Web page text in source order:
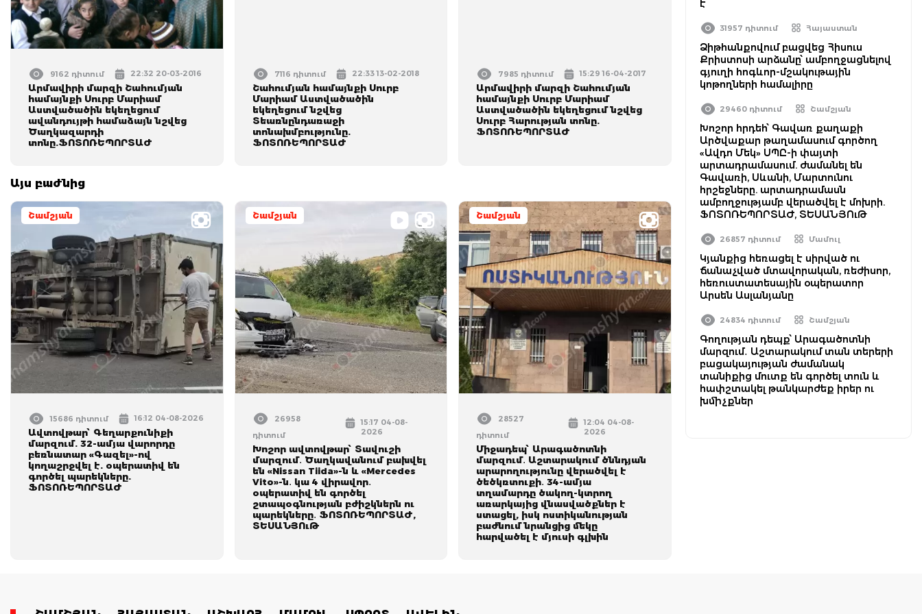
9162 դիտում 22:32 20-03-2016
Արմավիրի մարզի Շահումյան
համայնքի Սուրբ Մարիամ
Աստվածածին եկեղեցում
ավանդույթի համաձայն նշվեց
Ծաղկազարդի
տոնը.ՖՈՏՈՌԵՊՈՐՏԱԺ
7116 դիտում 22:33 13-02-2018
Շահումյան համայնքի Սուրբ
Մարիամ Աստվածածին
եկեղեցում նշվեց
Տեառնընդառաջի
տոնախմբությունը.
ՖՈՏՈՌԵՊՈՐՏԱԺ
7985 դիտում 15:29 16-04-2017
Արմավիրի մարզի Շահումյան
համայնքի Սուրբ Մարիամ
Աստվածածին եկեղեցում նշվեց
Սուրբ Հարության տոնը.
ՖՈՏՈՌԵՊՈՐՏԱԺ
Այս բաժնից
Շամշյան
15686 դիտում 16:12 04-08-2026
Ավտովթար՝ Գեղարքունիքի
մարզում. 32-ամյա վարորդը
բեռնատար «Գազել»-ով
կողաշրջվել է. օպերատիվ են
գործել պարեկները.
ՖՈՏՈՌԵՊՈՐՏԱԺ
Շամշյան
26958
դիտում
15:17 04-08-
2026
Խոշոր ավտովթար՝ Տավուշի
մարզում․ Ծաղկավանում բախվել
են «Nissan Tiida»-ն և «Mercedes
Vito»-ն․ կա 4 վիրավոր․
օպերատիվ են գործել
շտապօգնության բժիշկներն ու
պարեկները․ ՖՈՏՈՌԵՊՈՐՏԱԺ,
ՏԵՍԱՆՅՈւԹ
Շամշյան
28527
դիտում
12:04 04-08-
2026
Միջադեպ՝ Արագածոտնի
մարզում․ Աշտարակում ծննդյան
արարողությունը վերածվել է
ծեծկռտուքի․ 34-ամյա
տղամարդը ծակող-կտրող
առարկայից վնասվածքներ է
ստացել, իսկ ոստիկանության
բաժնում նրանցից մեկը
հարվածել է մյուսի գլխին
է
31957 դիտում Հայաստան
Ձիթհանքովում բացվեց Հիսուս
Քրիստոսի արձանը՝ ամբողջացնելով
գյուղի հոգևոր-մշակութային
կոթողների համալիրը
29460 դիտում Շամշյան
Խոշոր հրդեհ՝ Գավառ քաղաքի
Արծվաքար թաղամասում գործող
«Ավդո Մեկ» ՍՊԸ-ի փայտի
արտադրամասում. ժամանել են
Գավառի, Սևանի, Մարտունու
հրշեջները. արտադրամասն
ամբողջությամբ վերածվել է մոխրի.
ՖՈՏՈՌԵՊՈՐՏԱԺ, ՏԵՍԱՆՅՈւԹ
26857 դիտում Մամուլ
Կյանքից հեռացել է սիրված ու
ճանաչված մտավորական, ռեժիսոր,
հեռուստատեսային օպերատոր
Արսեն Ասլանյանը
24834 դիտում Շամշյան
Գողության դեպք՝ Արագածոտնի
մարզում․ Աշտարակում տան տերերի
բացակայության ժամանակ
տանիքից մուտք են գործել տուն և
հափշտակել թանկարժեք իրեր ու
խմիչքներ